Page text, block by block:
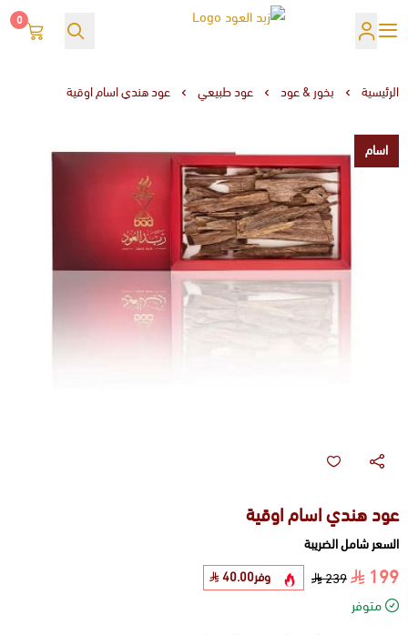
0
الرئيسية بخور & عود عود طبيعي عود هندي اسام اوقية
اسام
عود هندي اسام اوقية
السعر شامل الضريبة
199
239 وفر40.00
متوفر